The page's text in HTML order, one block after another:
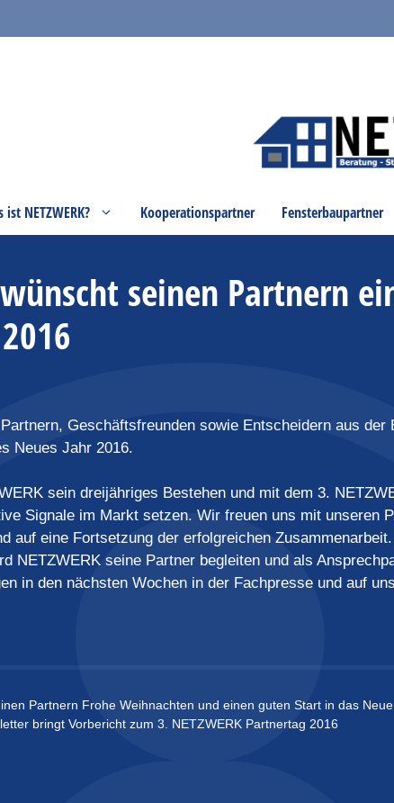
ist NETZWERK? Kooperationspartner Fensterbaupartner
wünscht seinen Partnern
Geschäftsfreunden sowie Entscheidern aus der
Neues Jahr 2016.
sein dreijähriges Bestehen und mit dem 3.
Signale im Markt setzen. Wir freuen uns mit unseren
auf eine Fortsetzung der erfolgreichen
NETZWERK seine Partner begleiten und als
in den nächsten Wochen in der Fachpresse und auf
Partnern Frohe Weihnachten und einen guten Start in das
bringt Vorbericht zum 3. NETZWERK Partnertag 2016